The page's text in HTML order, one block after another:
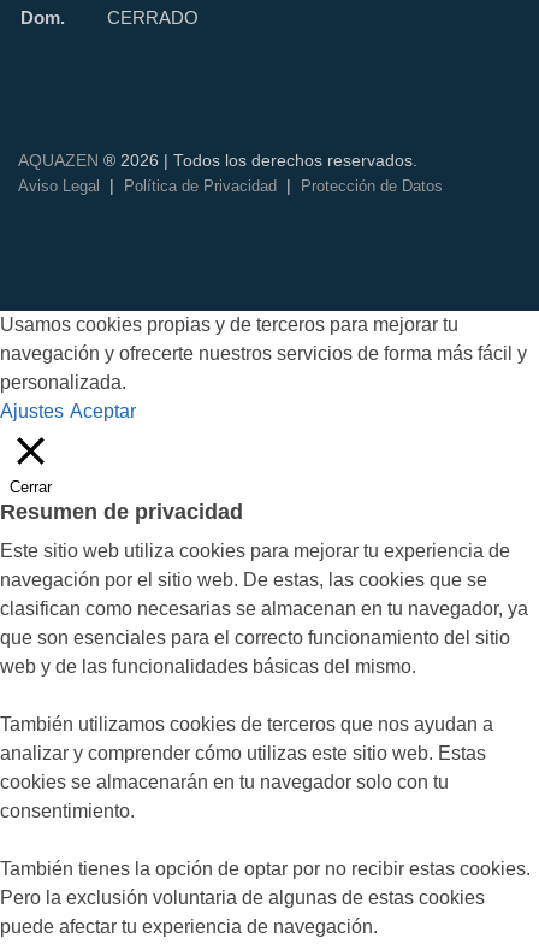
Dom.
CERRADO
AQUAZEN ® 2026 | Todos los derechos reservados.
Aviso Legal
| Política de Privacidad | Protección de Datos
Usamos cookies propias y de terceros para mejorar tu
navegación y ofrecerte nuestros servicios de forma más fácil y
personalizada.
Ajustes Aceptar
Cerrar
Resumen de privacidad
Este sitio web utiliza cookies para mejorar tu experiencia de
navegación por el sitio web. De estas, las cookies que se
clasifican como necesarias se almacenan en tu navegador, ya
que son esenciales para el correcto funcionamiento del sitio
web y de las funcionalidades básicas del mismo.
También utilizamos cookies de terceros que nos ayudan a
analizar y comprender cómo utilizas este sitio web. Estas
cookies se almacenarán en tu navegador solo con tu
consentimiento.
También tienes la opción de optar por no recibir estas cookies.
Pero la exclusión voluntaria de algunas de estas cookies
puede afectar tu experiencia de navegación.